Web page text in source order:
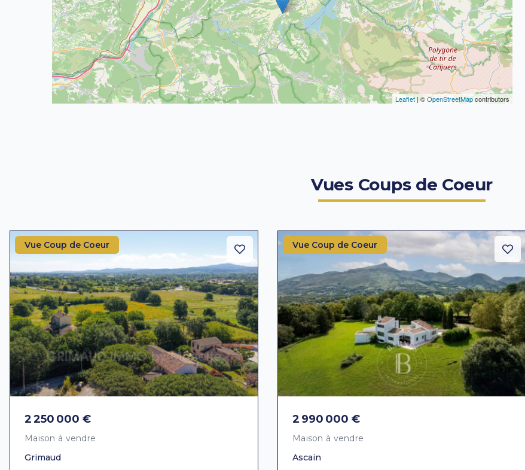
Leaflet| ©OpenStreetMapcontributors
Vues Coups de Coeur
Vue Coup de Coeur
2 250 000 €
Maison à vendre
Grimaud
Vue Coup de Coeur
2 990 000 €
Maison à vendre
Ascain